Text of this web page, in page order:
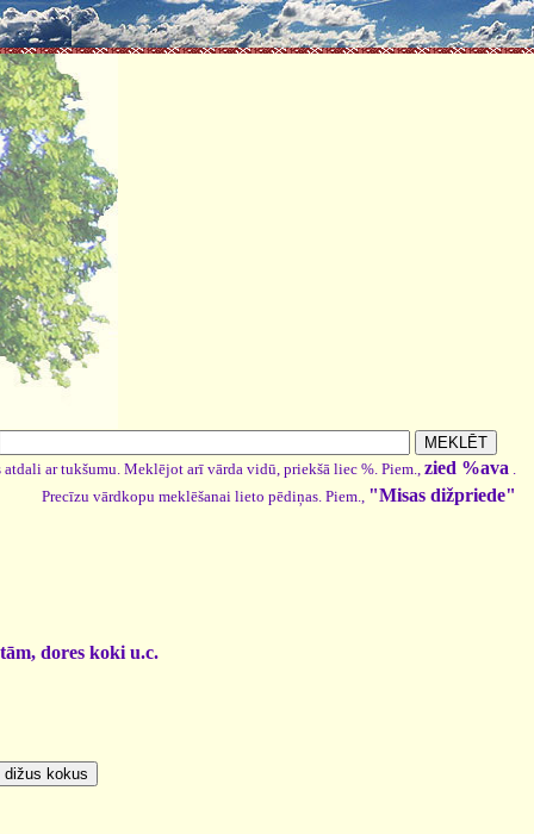
atdali ar tukšumu. Meklējot arī vārda vidū, priekšā liec %. Piem., zied %ava .
Precīzu vārdkopu meklēšanai lieto pēdiņas. Piem., "Misas dižpriede"
dores koki u.c.